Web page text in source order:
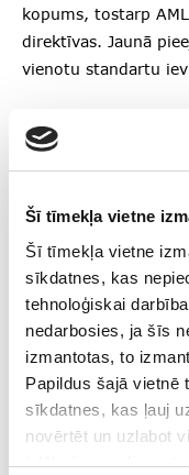
Šī tīmekļa vietne
Šī tīmekļa vietne
sīkdatnes, kas
tehnoloģiskai
nedarbosies, ja šīs
izmantotas, to
Papildus šajā vietnē
sīkdatnes, kas ļauj
novērtēt un uzlabot
izlūkošanas
kopums, tostarp
direktīvas. Jaunā
vienotu standartu
Intervija ar
asociācijas
Intervijā aplūkoti
apjoms, nacionālās
problēmas. Tāpat
piemēram,
apkalpošanā.
Latvijas Bankas